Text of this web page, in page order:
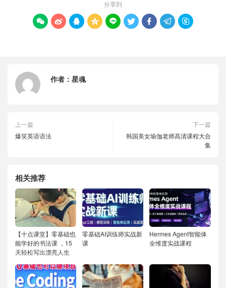
分享到
        
作者： 星魂
上一篇
爆笑英语语法
下一篇
韩国美女瑜伽老师高清课程大合
集
相关推荐
【十点课堂】零基础也
能学好的书法课 ，15
天轻松写出漂亮人生
零基础AI训练师实战新
课
Hermes Agent智能体
全维度实战课程